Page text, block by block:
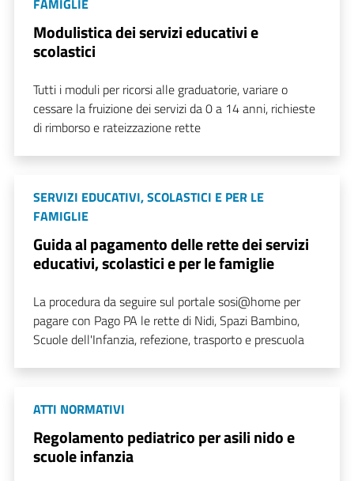
FAMIGLIE
Modulistica dei servizi educativi e
scolastici
Tutti i moduli per ricorsi alle graduatorie, variare o
cessare la fruizione dei servizi da 0 a 14 anni, richieste
di rimborso e rateizzazione rette
SERVIZI EDUCATIVI, SCOLASTICI E PER LE
FAMIGLIE
Guida al pagamento delle rette dei servizi
educativi, scolastici e per le famiglie
La procedura da seguire sul portale sosi@home per
pagare con Pago PA le rette di Nidi, Spazi Bambino,
Scuole dell'Infanzia, refezione, trasporto e prescuola
ATTI NORMATIVI
Regolamento pediatrico per asili nido e
scuole infanzia